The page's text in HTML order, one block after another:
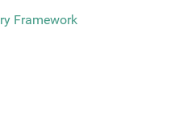
Framework